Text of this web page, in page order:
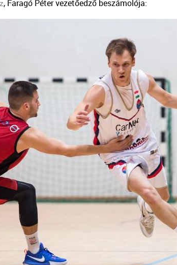
, Faragó Péter vezetőedző beszámolója: